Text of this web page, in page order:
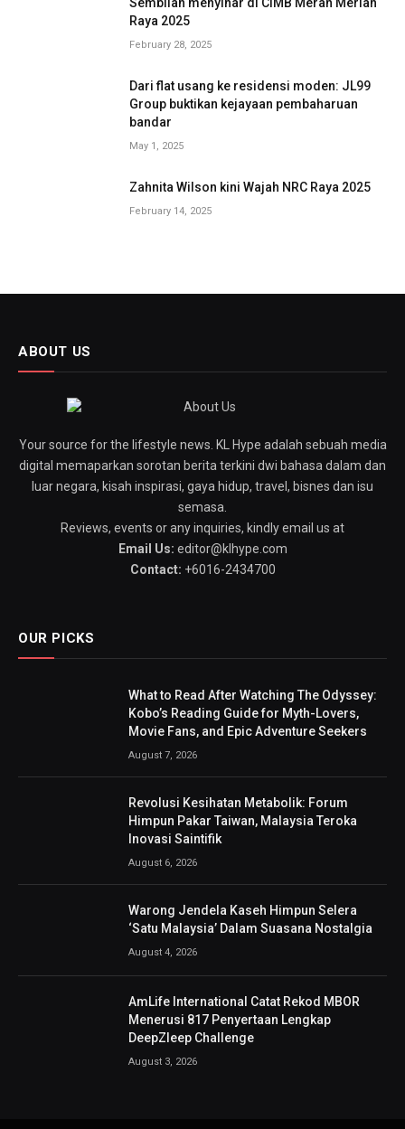
Sembilan menyinar di CIMB Merah Meriah
Raya 2025
February 28, 2025
Dari flat usang ke residensi moden: JL99
Group buktikan kejayaan pembaharuan
bandar
May 1, 2025
Zahnita Wilson kini Wajah NRC Raya 2025
February 14, 2025
ABOUT US
Your source for the lifestyle news. KL Hype adalah sebuah media
digital memaparkan sorotan berita terkini dwi bahasa dalam dan
luar negara, kisah inspirasi, gaya hidup, travel, bisnes dan isu
semasa.
Reviews, events or any inquiries, kindly email us at
Email Us: editor@klhype.com
Contact: +6016-2434700
OUR PICKS
What to Read After Watching The Odyssey:
Kobo’s Reading Guide for Myth-Lovers,
Movie Fans, and Epic Adventure Seekers
August 7, 2026
Revolusi Kesihatan Metabolik: Forum
Himpun Pakar Taiwan, Malaysia Teroka
Inovasi Saintifik
August 6, 2026
Warong Jendela Kaseh Himpun Selera
‘Satu Malaysia’ Dalam Suasana Nostalgia
August 4, 2026
AmLife International Catat Rekod MBOR
Menerusi 817 Penyertaan Lengkap
DeepZleep Challenge
August 3, 2026